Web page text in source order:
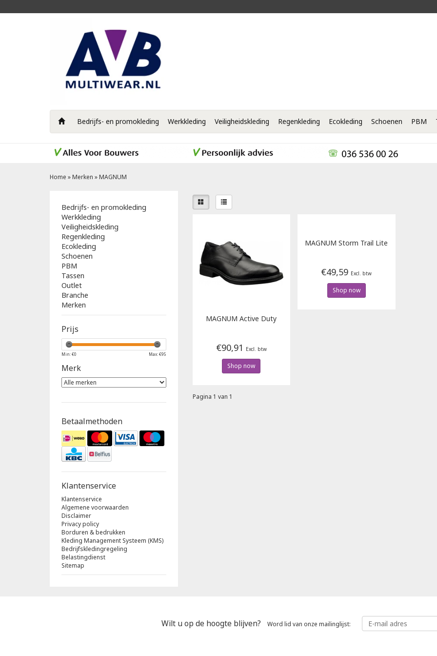
Bedrijfs- en promokleding Werkkleding Veiligheidskleding Regenkleding Ecokleding Schoenen PBM
Home »Merken »MAGNUM
Bedrijfs- en promokleding
Werkkleding
Veiligheidskleding
Regenkleding
Ecokleding
Schoenen
PBM
Tassen
Outlet
Branche
Merken
Prijs
Min: €0 Max: €95
Merk
Betaalmethoden
Klantenservice
Klantenservice
Algemene voorwaarden
Disclaimer
Privacy policy
Borduren & bedrukken
Kleding Management Systeem (KMS)
Bedrijfskledingregeling
Belastingdienst
Sitemap
MAGNUM Active Duty
€90,91 Excl. btw
Shop now
MAGNUM Storm Trail Lite
€49,59 Excl. btw
Shop now
Pagina 1 van 1
Wilt u op de hoogte blijven? Word lid van onze mailinglijst: